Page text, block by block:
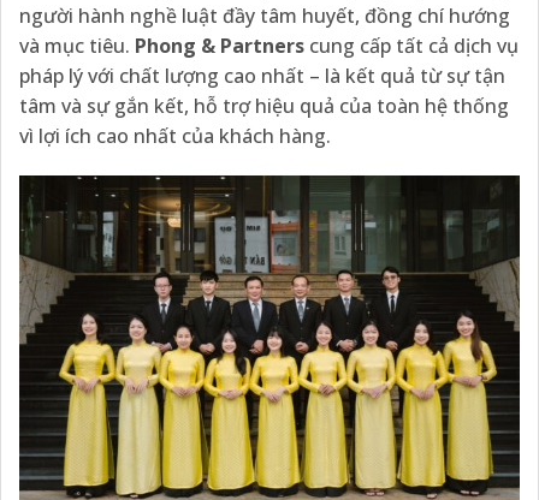
người hành nghề luật đầy tâm huyết, đồng chí hướng
và mục tiêu. Phong & Partners cung cấp tất cả dịch vụ
pháp lý với chất lượng cao nhất – là kết quả từ sự tận
tâm và sự gắn kết, hỗ trợ hiệu quả của toàn hệ thống
vì lợi ích cao nhất của khách hàng.